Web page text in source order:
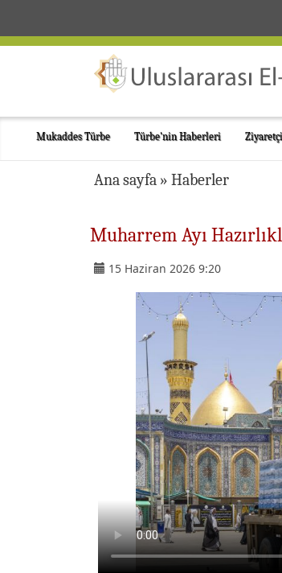
Mukaddes Türbe Türbe'nin Haberleri
Ana sayfa » Haberler
Muharrem Ayı
15 Haziran 2026 9:20